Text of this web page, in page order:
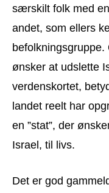
særskilt folk med
andet, som ellers
ønsker at udslette
verdenskortet,
landet reelt har
en ”stat”, der
Israel, til livs.
Det er god